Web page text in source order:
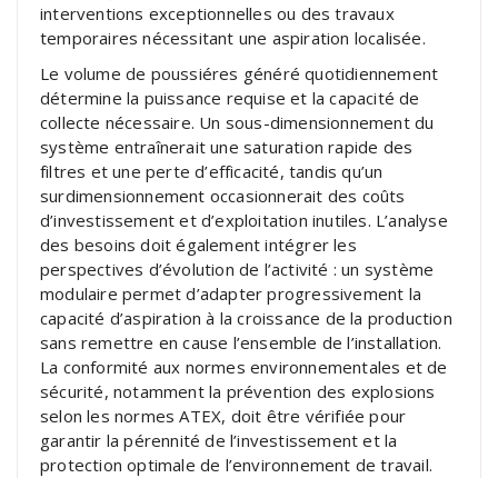
interventions exceptionnelles ou des travaux
temporaires nécessitant une aspiration localisée.
Le volume de poussiéres généré quotidiennement
détermine la puissance requise et la capacité de
collecte nécessaire. Un sous-dimensionnement du
système entraînerait une saturation rapide des
filtres et une perte d’efficacité, tandis qu’un
surdimensionnement occasionnerait des coûts
d’investissement et d’exploitation inutiles. L’analyse
des besoins doit également intégrer les
perspectives d’évolution de l’activité : un système
modulaire permet d’adapter progressivement la
capacité d’aspiration à la croissance de la production
sans remettre en cause l’ensemble de l’installation.
La conformité aux normes environnementales et de
sécurité, notamment la prévention des explosions
selon les normes ATEX, doit être vérifiée pour
garantir la pérennité de l’investissement et la
protection optimale de l’environnement de travail.